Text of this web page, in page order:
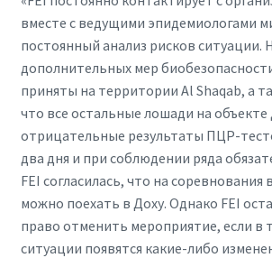
вместе с ведущими эпидемиологами
постоянный анализ рисков ситуации.
дополнительных мер
приняты на территории Al Shaqab, а
что все остальные лошади на объекте
отрицательные результаты ПЦР-
два дня и при соблюдении ряда
FEI согласилась, что на
можно поехать в Доху. Однако FEI
право отменить мероприятие, если в
ситуации появятся какие-либо